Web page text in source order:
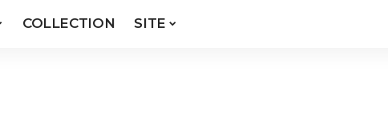
COLLECTION SITE